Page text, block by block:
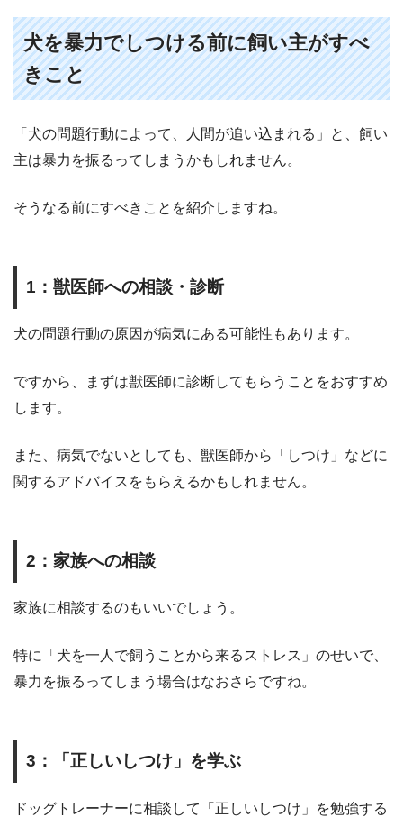
犬を暴力でしつける前に飼い主がすべ
きこと
「犬の問題行動によって、人間が追い込まれる」と、飼い
主は暴力を振るってしまうかもしれません。
そうなる前にすべきことを紹介しますね。
1 ：獣医師への相談・診断
犬の問題行動の原因が病気にある可能性もあります。
ですから、まずは獣医師に診断してもらうことをおすすめ
します。
また、病気でないとしても、獣医師から「しつけ」などに
関するアドバイスをもらえるかもしれません。
2 ：家族への相談
家族に相談するのもいいでしょう。
特に「犬を一人で飼うことから来るストレス」のせいで、
暴力を振るってしまう場合はなおさらですね。
3 ：「正しいしつけ」を学ぶ
ドッグトレーナーに相談して「正しいしつけ」を勉強する